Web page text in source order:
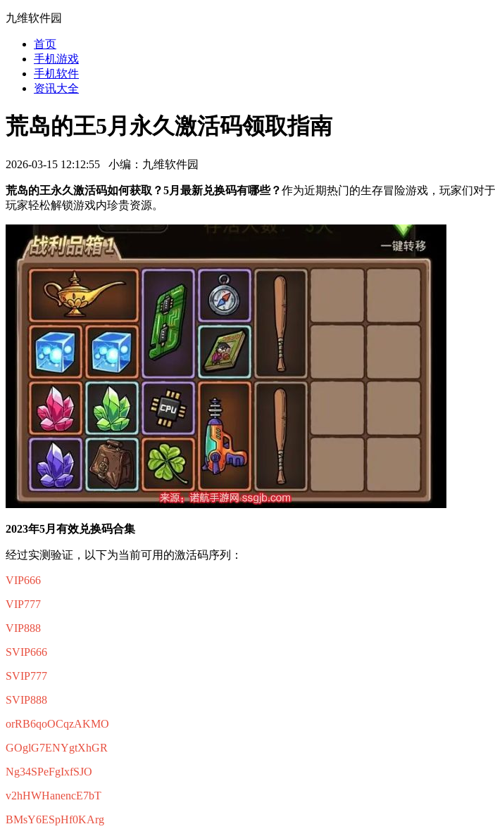
九维软件园
首页
手机游戏
手机软件
资讯大全
荒岛的王5月永久激活码领取指南
2026-03-15 12:12:55 小编：九维软件园
荒岛的王永久激活码如何获取？5月最新兑换码有哪些？作为近期热门的生存冒险游戏，玩家们对
玩家轻松解锁游戏内珍贵资源。
2023年5月有效兑换码合集
经过实测验证，以下为当前可用的激活码序列：
VIP666
VIP777
VIP888
SVIP666
SVIP777
SVIP888
orRB6qoOCqzAKMO
GOglG7ENYgtXhGR
Ng34SPeFgIxfSJO
v2hHWHanencE7bT
BMsY6ESpHf0KArg